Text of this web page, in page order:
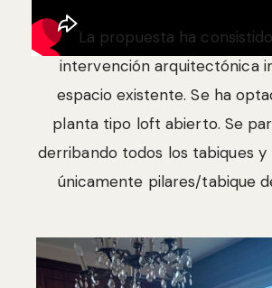
La propuesta ha
intervención arquitectónica
espacio existente. Se ha
planta tipo loft abierto. Se
derribando todos los tabiques y
únicamente pilares/tabique